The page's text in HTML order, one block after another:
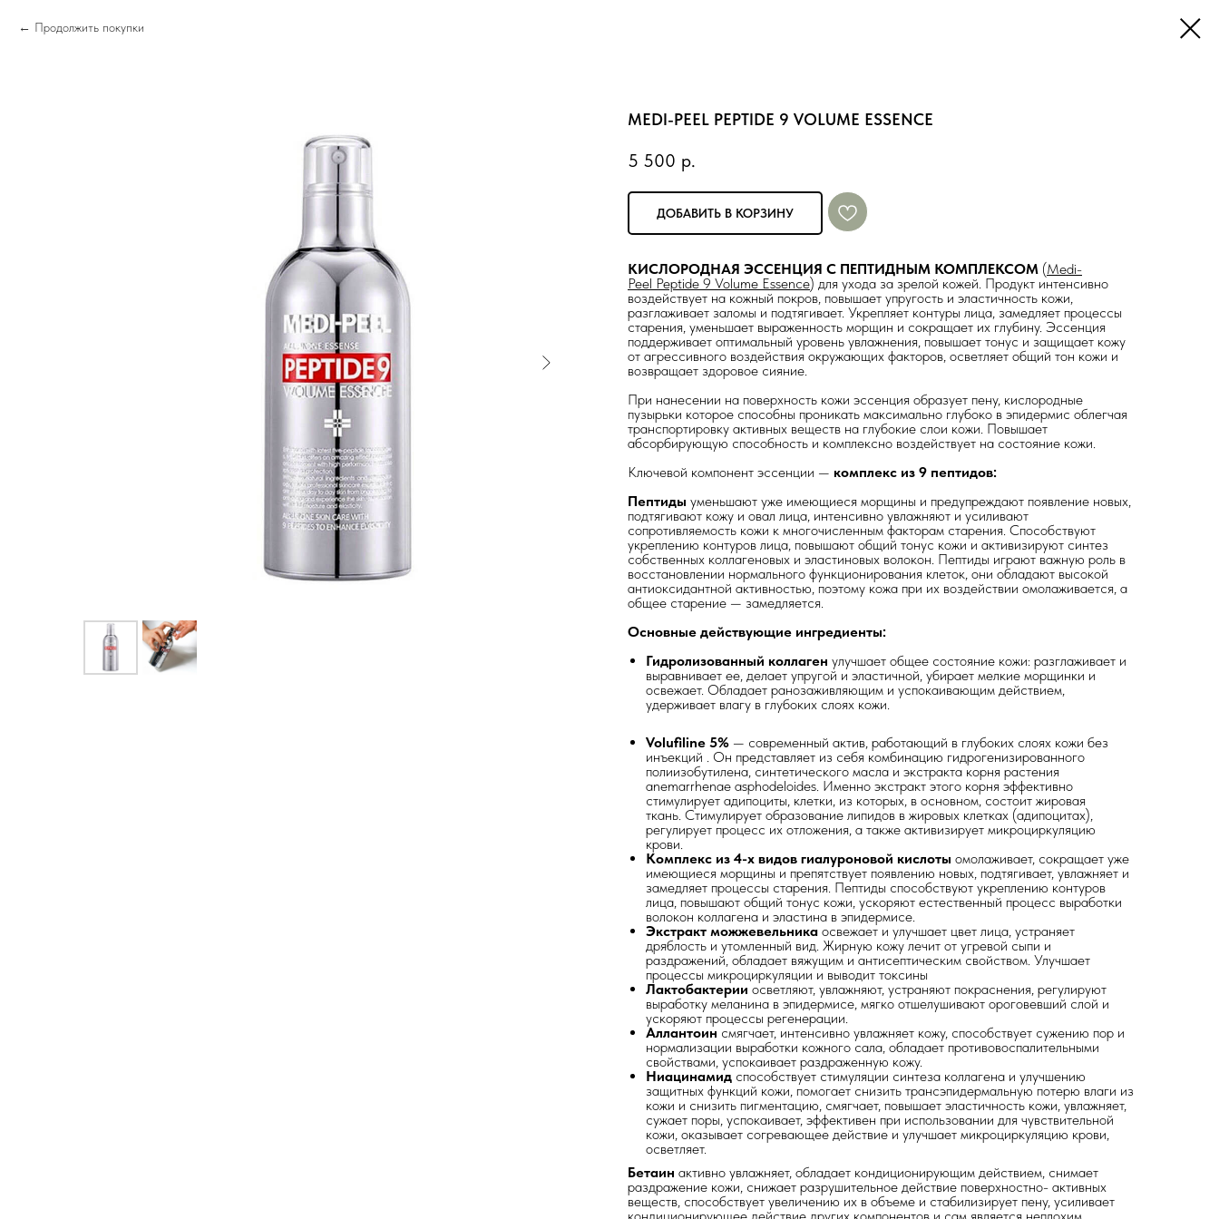
Продолжить покупки
MEDI-PEEL PEPTIDE 9 VOLUME ESSENCE
5 500 р.
ДОБАВИТЬ В КОРЗИНУ
КИСЛОРОДНАЯ ЭССЕНЦИЯ С ПЕПТИДНЫМ КОМПЛЕКСОМ (Medi-
Peel Peptide 9 Volume Essence) для ухода за зрелой кожей. Продукт интенсивно
воздействует на кожный покров, повышает упругость и эластичность кожи,
разглаживает заломы и подтягивает. Укрепляет контуры лица, замедляет процессы
старения, уменьшает выраженность морщин и сокращает их глубину. Эссенция
поддерживает оптимальный уровень увлажнения, повышает тонус и защищает кожу
от агрессивного воздействия окружающих факторов, осветляет общий тон кожи и
возвращает здоровое сияние.
При нанесении на поверхность кожи эссенция образует пену, кислородные
пузырьки которое способны проникать максимально глубоко в эпидермис облегчая
транспортировку активных веществ на глубокие слои кожи. Повышает
абсорбирующую способность и комплексно воздействует на состояние кожи.
Ключевой компонент эссенции — комплекс из 9 пептидов:
Пептиды уменьшают уже имеющиеся морщины и предупреждают появление новых,
подтягивают кожу и овал лица, интенсивно увлажняют и усиливают
сопротивляемость кожи к многочисленным факторам старения. Способствуют
укреплению контуров лица, повышают общий тонус кожи и активизируют синтез
собственных коллагеновых и эластиновых волокон. Пептиды играют важную роль в
восстановлении нормального функционирования клеток, они обладают высокой
антиоксидантной активностью, поэтому кожа при их воздействии омолаживается, а
общее старение — замедляется.
Основные действующие ингредиенты:
Гидролизованный коллаген улучшает общее состояние кожи: разглаживает и
выравнивает ее, делает упругой и эластичной, убирает мелкие морщинки и
освежает. Обладает ранозаживляющим и успокаивающим действием,
удерживает влагу в глубоких слоях кожи.
Volufiline 5% — современный актив, работающий в глубоких слоях кожи без
инъекций . Он представляет из себя комбинацию гидрогенизированного
полиизобутилена, синтетического масла и экстракта корня растения
anemarrhenae asphodeloides. Именно экстракт этого корня эффективно
стимулирует адипоциты, клетки, из которых, в основном, состоит жировая
ткань. Стимулирует образование липидов в жировых клетках (адипоцитах),
регулирует процесс их отложения, а также активизирует микроциркуляцию
крови.
Комплекс из 4-х видов гиалуроновой кислоты омолаживает, сокращает уже
имеющиеся морщины и препятствует появлению новых, подтягивает, увлажняет и
замедляет процессы старения. Пептиды способствуют укреплению контуров
лица, повышают общий тонус кожи, ускоряют естественный процесс выработки
волокон коллагена и эластина в эпидермисе.
Экстракт можжевельника освежает и улучшает цвет лица, устраняет
дряблость и утомленный вид. Жирную кожу лечит от угревой сыпи и
раздражений, обладает вяжущим и антисептическим свойством. Улучшает
процессы микроциркуляции и выводит токсины
Лактобактерии осветляют, увлажняют, устраняют покраснения, регулируют
выработку меланина в эпидермисе, мягко отшелушивают ороговевший слой и
ускоряют процессы регенерации.
Аллантоин смягчает, интенсивно увлажняет кожу, способствует сужению пор и
нормализации выработки кожного сала, обладает противовоспалительными
свойствами, успокаивает раздраженную кожу.
Ниацинамид способствует стимуляции синтеза коллагена и улучшению
защитных функций кожи, помогает снизить трансэпидермальную потерю влаги из
кожи и снизить пигментацию, смягчает, повышает эластичность кожи, увлажняет,
сужает поры, успокаивает, эффективен при использовании для чувствительной
кожи, оказывает согревающее действие и улучшает микроциркуляцию крови,
осветляет.
Бетаин активно увлажняет, обладает кондиционирующим действием, снимает
раздражение кожи, снижает разрушительное действие поверхностно- активных
веществ, способствует увеличению их в объеме и стабилизирует пену, усиливает